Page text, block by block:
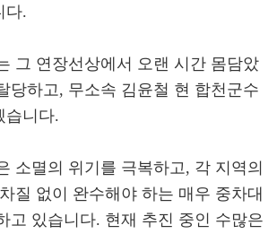
다.
그 연장선상에서 오랜 시간 몸담았
당하고, 무소속 김윤철 현 합천군수
습니다.
소멸의 위기를 극복하고, 각 지역의
질 없이 완수해야 하는 매우 중차대
고 있습니다. 현재 추진 중인 수많은